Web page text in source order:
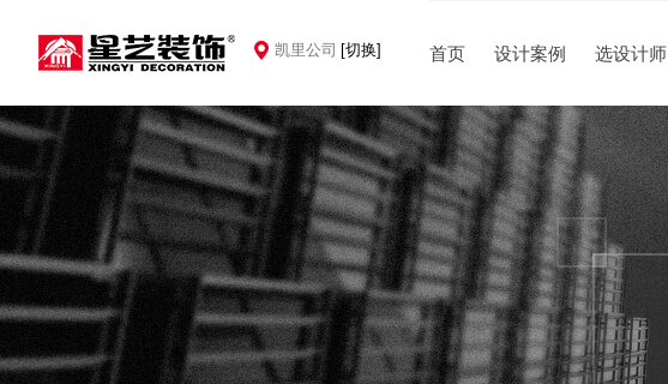
凯里公司 [切换] 首页 设计案例 选设计师